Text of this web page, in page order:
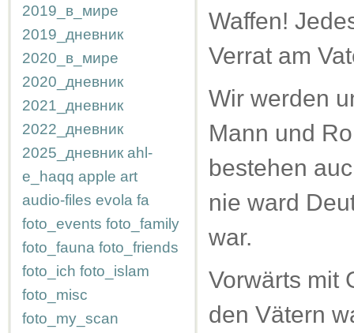
2019_в_мире
2019_дневник
2020_в_мире
2020_дневник
2021_дневник
2022_дневник
2025_дневник ahl-
e_haqq apple art
audio-files evola fa
foto_events foto_family
foto_fauna foto_friends
foto_ich foto_islam
foto_misc
foto_my_scan
Waffen!
Verrat am
Wir werden
Mann und
bestehen
nie ward
war.
Vorwärts mit
den Vätern